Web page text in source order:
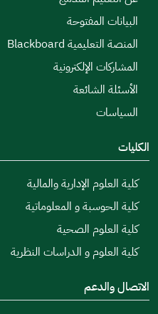
البيانات المفتوحة
المنصة التعليمية Blackboard
المشاركات الإلكترونية
الأسئلة الشائعة
السياسات
الكليات
كلية العلوم الإدارية والمالية
كلية الحوسبة و المعلوماتية
كلية العلوم الصحية
كلية العلوم و الدراسات النظرية
الاتصال والدعم